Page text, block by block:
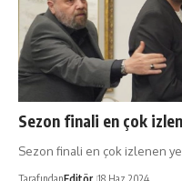
Sezon finali en çok
Sezon finali en çok izlenen